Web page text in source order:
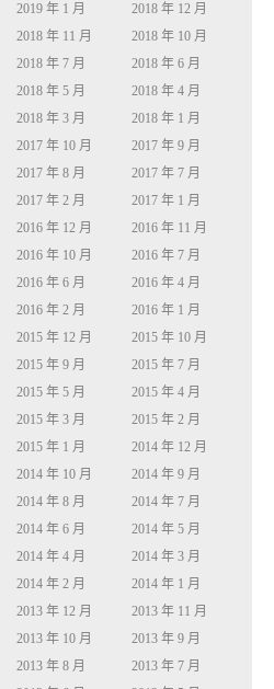
2019 年 1 月
2018 年 12 月
2018 年 11 月
2018 年 10 月
2018 年 7 月
2018 年 6 月
2018 年 5 月
2018 年 4 月
2018 年 3 月
2018 年 1 月
2017 年 10 月
2017 年 9 月
2017 年 8 月
2017 年 7 月
2017 年 2 月
2017 年 1 月
2016 年 12 月
2016 年 11 月
2016 年 10 月
2016 年 7 月
2016 年 6 月
2016 年 4 月
2016 年 2 月
2016 年 1 月
2015 年 12 月
2015 年 10 月
2015 年 9 月
2015 年 7 月
2015 年 5 月
2015 年 4 月
2015 年 3 月
2015 年 2 月
2015 年 1 月
2014 年 12 月
2014 年 10 月
2014 年 9 月
2014 年 8 月
2014 年 7 月
2014 年 6 月
2014 年 5 月
2014 年 4 月
2014 年 3 月
2014 年 2 月
2014 年 1 月
2013 年 12 月
2013 年 11 月
2013 年 10 月
2013 年 9 月
2013 年 8 月
2013 年 7 月